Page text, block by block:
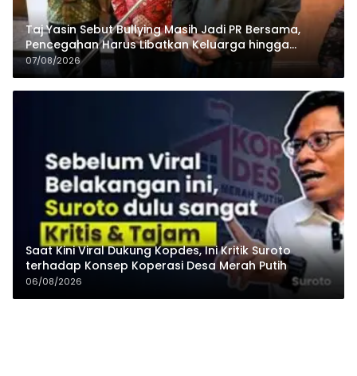
Taj Yasin Sebut Bullying Masih Jadi PR Bersama,
Pencegahan Harus Libatkan Keluarga hingga
Pesantren
07/08/2026
Saat Kini Viral Dukung Kopdes, Ini Kritik Suroto
terhadap Konsep Koperasi Desa Merah Putih
06/08/2026